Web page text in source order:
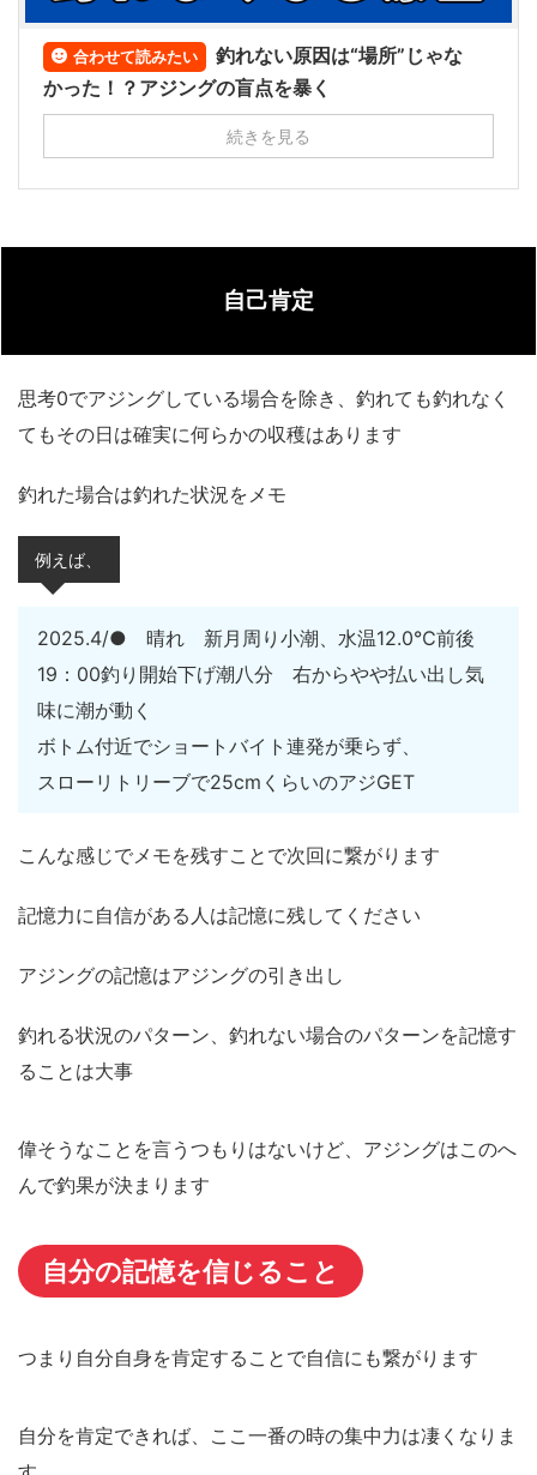
合わせて読みたい
釣れない原因は“場所”じゃな
かった！？アジングの盲点を暴く
続きを見る
自己肯定
思考0でアジングしている場合を除き、釣れても釣れなく
てもその日は確実に何らかの収穫はあります
釣れた場合は釣れた状況をメモ
例えば、
2025.4/● 晴れ 新月周り小潮、水温12.0℃前後
19：00釣り開始下げ潮八分 右からやや払い出し気
味に潮が動く
ボトム付近でショートバイト連発が乗らず、
スローリトリーブで25cmくらいのアジGET
こんな感じでメモを残すことで次回に繋がります
記憶力に自信がある人は記憶に残してください
アジングの記憶はアジングの引き出し
釣れる状況のパターン、釣れない場合のパターンを記憶す
ることは大事
偉そうなことを言うつもりはないけど、アジングはこのへ
んで釣果が決まります
自分の記憶を信じること
つまり自分自身を肯定することで自信にも繋がります
自分を肯定できれば、ここ一番の時の集中力は凄くなりま